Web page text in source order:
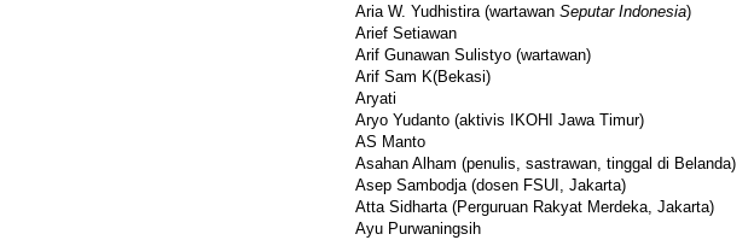
Aria W. Yudhistira (wartawan Seputar Indonesia)
Arief Setiawan
Arif Gunawan Sulistyo (wartawan)
Arif Sam K(Bekasi)
Aryati
Aryo Yudanto (aktivis IKOHI Jawa Timur)
AS Manto
Asahan Alham (penulis, sastrawan, tinggal di Belanda)
Asep Sambodja (dosen FSUI, Jakarta)
Atta Sidharta (Perguruan Rakyat Merdeka, Jakarta)
Ayu Purwaningsih